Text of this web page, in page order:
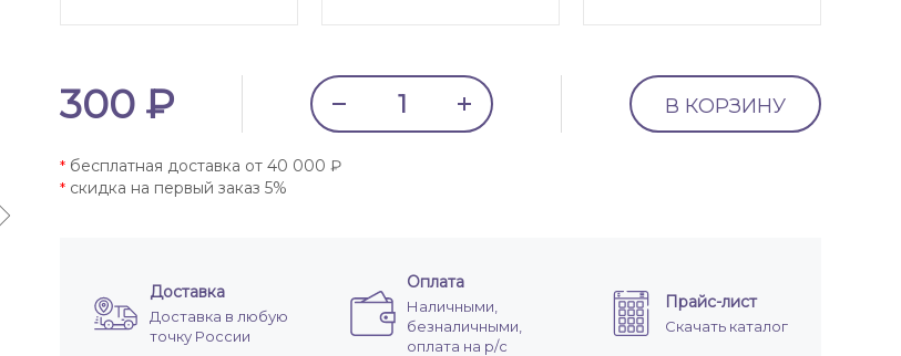
300 ₽ В КОРЗИНУ
*бесплатная доставка от 40 000 ₽
*скидка на первый заказ 5%
Доставка
Доставка в любую
точку России
Оплата
Наличными,
безналичными,
оплата на р/с
Прайс-лист
Скачать каталог